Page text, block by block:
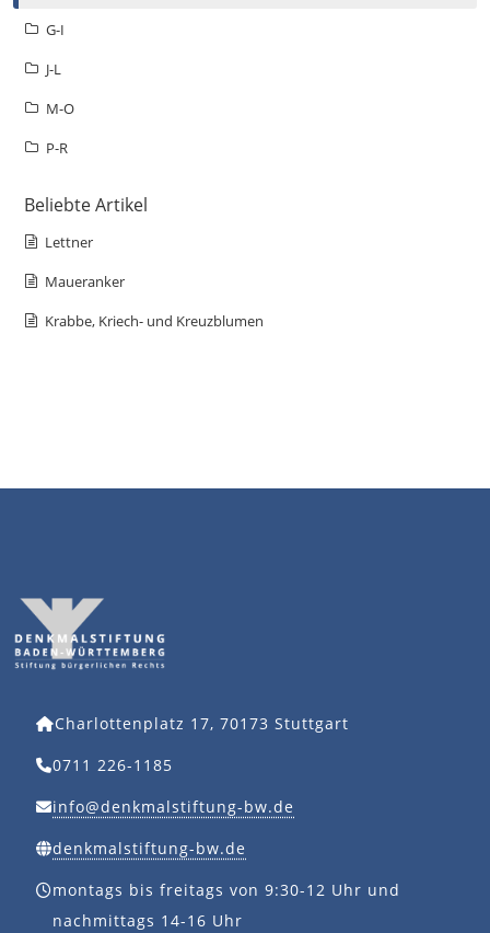
G-I
J-L
M-O
P-R
Beliebte Artikel
Lettner
Maueranker
Krabbe, Kriech- und Kreuzblumen
Charlottenplatz 17, 70173 Stuttgart
0711 226-1185
info@denkmalstiftung-bw.de
denkmalstiftung-bw.de
montags bis freitags von 9:30-12 Uhr und
nachmittags 14-16 Uhr